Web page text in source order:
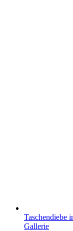
Taschendiebe
Gallerie